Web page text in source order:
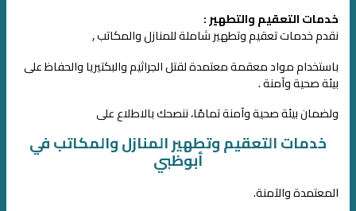
خدمات التعقيم والتطهير :
نقدم خدمات تعقيم وتطهير شاملة للمنازل والمكاتب ,
باستخدام مواد معقمة معتمدة لقتل الجراثيم والبكتيريا والحفاظ على
بيئة صحية وآمنة .
ولضمان بيئة صحية وآمنة تمامًا، ننصحك بالاطلاع على
خدمات التعقيم وتطهير المنازل والمكاتب في
أبوظبي
المعتمدة والآمنة.